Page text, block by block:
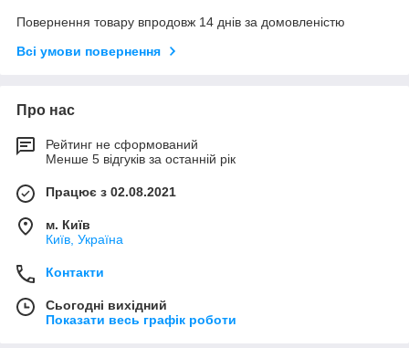
Повернення товару впродовж 14 днів за домовленістю
Всі умови повернення
Про нас
Рейтинг не сформований
Менше 5 відгуків за останній рік
Працює з 02.08.2021
м. Київ
Київ, Україна
Контакти
Сьогодні вихідний
Показати весь графік роботи